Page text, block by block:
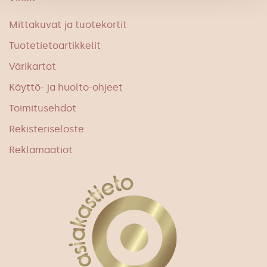
Mittakuvat ja tuotekortit
Tuotetietoartikkelit
Värikartat
Käyttö- ja huolto-ohjeet
Toimitusehdot
Rekisteriseloste
Reklamaatiot